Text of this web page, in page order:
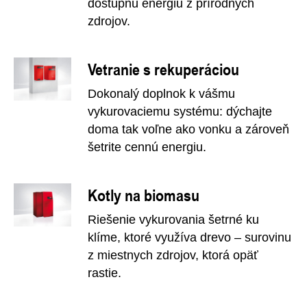
dostupnú energiu z prírodných
zdrojov.
Vetranie s rekuperáciou
Dokonalý doplnok k vášmu
vykurovaciemu systému: dýchajte
doma tak voľne ako vonku a zároveň
šetrite cennú energiu.
Kotly na biomasu
Riešenie vykurovania šetrné ku
klíme, ktoré využíva drevo – surovinu
z miestnych zdrojov, ktorá opäť
rastie.